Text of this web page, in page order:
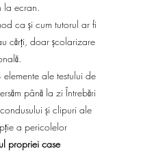
la ecran.
ca și cum tutorul ar fi
cărți, doar școlarizare
ale testului de
până la zi Întrebări
și clipuri ale
a pericolelor
propriei case